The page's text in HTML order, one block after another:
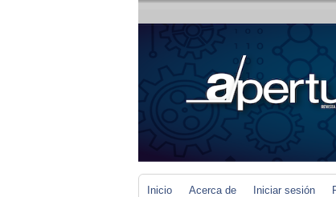
Inicio Acerca de Iniciar sesión